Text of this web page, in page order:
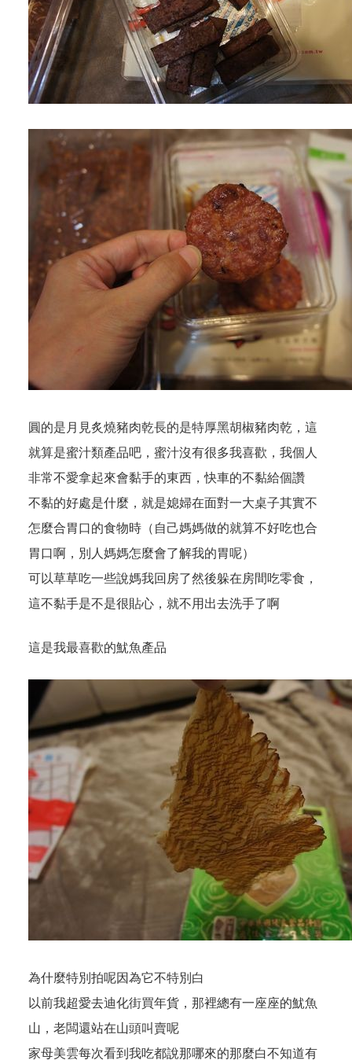
圓的是月見炙燒豬肉乾長的是特厚黑胡椒豬肉乾，這
就算是蜜汁類產品吧，蜜汁沒有很多我喜歡，我個人
非常不愛拿起來會黏手的東西，快車的不黏給個讚
不黏的好處是什麼，就是媳婦在面對一大桌子其實不
怎麼合胃口的食物時（自己媽媽做的就算不好吃也合
胃口啊，別人媽媽怎麼會了解我的胃呢）
可以草草吃一些說媽我回房了然後躲在房間吃零食，
這不黏手是不是很貼心，就不用出去洗手了啊
這是我最喜歡的魷魚產品
為什麼特別拍呢因為它不特別白
以前我超愛去迪化街買年貨，那裡總有一座座的魷魚
山，老闆還站在山頭叫賣呢
家母美雲每次看到我吃都說那哪來的那麼白不知道有